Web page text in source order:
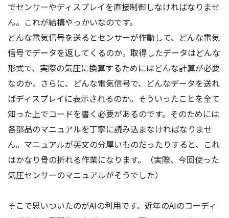
でセンサーやディスプレイを直接制御しなければなりませ
ん。これが結構やっかいなのです。
どんな電気信号を送るとセンサーが作動して、どんな電気
信号でデータを返してくるのか。取得したデータはどんな
形式で、実際の気圧に換算するためにはどんな計算が必要
なのか。さらに、どんな電気信号で、どんなデータを送れ
ばディスプレイに表示されるのか。そういったことを全て
知った上でコードを書く必要があるのです。そのためには
各部品のマニュアルを丁寧に読み込まなければなりませ
ん。マニュアルが英文の分厚いものだったりすると、これ
はかなり骨の折れる作業になります。（実際、今回使った
気圧センサーのマニュアルがそうでした）
そこで思いついたのがAIの利用です。近年のAIのコーディ